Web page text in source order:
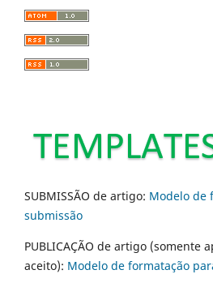
SUBMISSÃO de artigo: Modelo de
submissão
PUBLICAÇÃO de artigo (somente
aceito): Modelo de formatação